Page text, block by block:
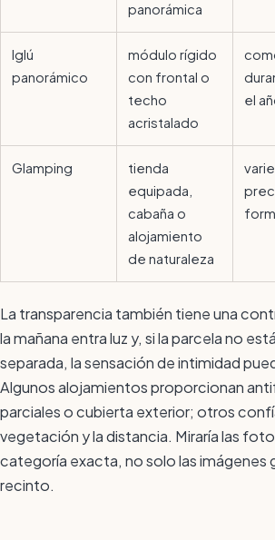
panorámica
Iglú
panorámico
módulo rígido
con frontal o
techo
acristalado
el
Glamping
tienda
equipada,
cabaña o
alojamiento
de naturaleza
La transparencia también tiene una
la mañana entra luz y, si la parcela no
separada, la sensación de intimidad
Algunos alojamientos proporcionan
parciales o cubierta exterior; otros
vegetación y la distancia. Miraría las
categoría exacta, no solo las imágenes
recinto.